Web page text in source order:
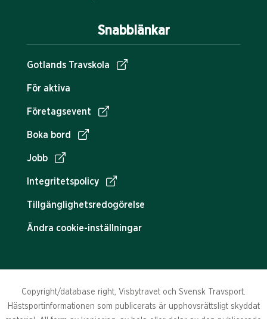
Snabblänkar
Gotlands Travskola
För aktiva
Företagsevent
Boka bord
Jobb
Integritetspolicy
Tillgänglighetsredogörelse
Ändra cookie-inställningar
Copyright/database right, Visbytravet och Svensk Travsport.
Hästsportinformationen som publicerats är upphovsrättsligt skyddat